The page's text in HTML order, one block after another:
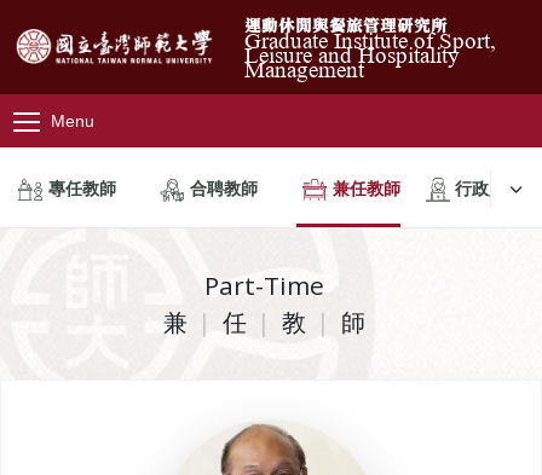
運動休閒與餐旅管理研究所
Graduate Institute of Sport,
Leisure and Hospitality
Management
Menu
專任教師 合聘教師 兼任教師 行政人員
Part-Time
兼 任 教 師